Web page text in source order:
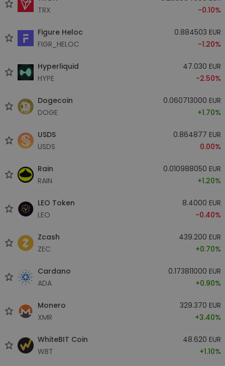
TRX
-0.10%
Figure Heloc
FIGR_HELOC
0.884503 EUR
-1.20%
Hyperliquid
HYPE
47.030 EUR
-2.50%
Dogecoin
DOGE
0.060713000 EUR
+1.70%
USDS
USDS
0.864877 EUR
0.00%
Rain
RAIN
0.010988050 EUR
+1.20%
LEO Token
LEO
8.4000 EUR
-0.40%
Zcash
ZEC
439.200 EUR
+0.70%
Cardano
ADA
0.173811000 EUR
+0.90%
Monero
XMR
329.370 EUR
+3.40%
WhiteBIT Coin
WBT
48.620 EUR
+1.10%